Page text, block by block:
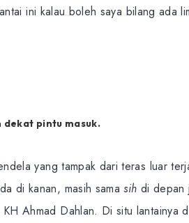
ini kalau boleh saya bilang ada
dekat pintu masuk.
yang tampak dari teras luar
di kanan, masih samasih di depan
Ahmad Dahlan. Di situ lantainya